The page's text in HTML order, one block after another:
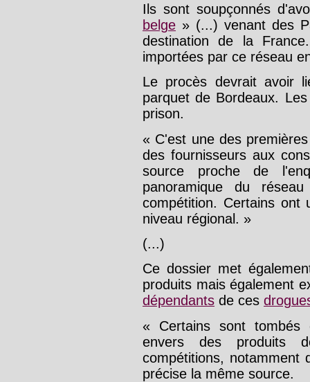
Ils sont soupçonnés
belge » (...) venant des
destination de la
importées par ce réseau
Le procès devrait avoir
parquet de Bordeaux.
prison.
« C'est une des
des fournisseurs aux
source proche de
panoramique du
compétition. Certains ont
niveau régional. »
(...)
Ce dossier met
produits mais également
dépendants de ces
« Certains sont
envers des produits
compétitions,
précise la même source.